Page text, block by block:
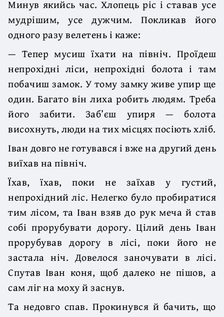
Минув якийсь час. Хлопець ріс і ставав усе
мудрішим, усе дужчим. Покликав його
одного разу велетень і каже:
— Тепер мусиш їхати на північ. Проїдеш
непрохідні ліси, непрохідні болота і там
побачиш замок. У тому замку живе упир ще
один. Багато він лиха робить людям. Треба
його забити. Заб’єш упиря — болота
висохнуть, люди на тих місцях посіють хліб.
Іван довго не готувався і вже на другий день
виїхав на північ.
Їхав, їхав, поки не заїхав у густий,
непрохідний ліс. Нелегко було пробиратися
тим лісом, та Іван взяв до рук меча й став
собі прорубувати дорогу. Цілий день Іван
прорубував дорогу в лісі, поки його не
застала ніч. Довелося заночувати в лісі.
Спутав Іван коня, щоб далеко не пішов, а
сам ліг на моху й заснув.
Та недовго спав. Прокинувся й бачить, що